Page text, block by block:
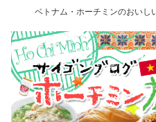
ベトナム・ホーチミンのおいし